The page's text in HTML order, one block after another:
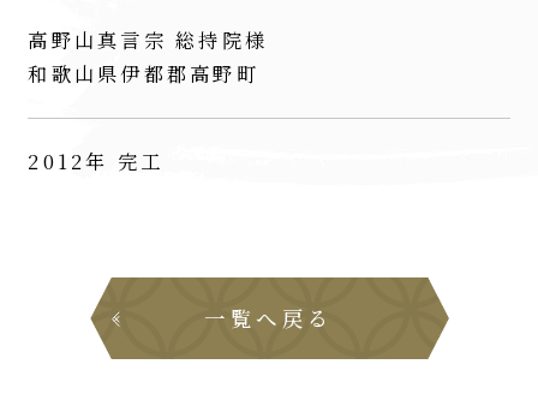
高野山真言宗 総持院様
和歌山県伊都郡高野町
2012年 完工
一覧へ戻る